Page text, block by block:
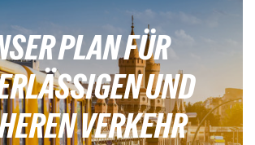
PLAN FÜR
UND
VERKEHR